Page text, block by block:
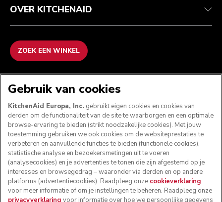
OVER KITCHENAID
ZOEK EEN WINKEL
VOLG ONS
Gebruik van cookies
KitchenAid Europa, Inc. gebruikt eigen cookies en cookies van
derden om de functionaliteit van de site te waarborgen en een optimale
browse-ervaring te bieden (strikt noodzakelijke cookies). Met jouw
toestemming gebruiken we ook cookies om de websiteprestaties te
verbeteren en aanvullende functies te bieden (functionele cookies),
statistische analyse en bezoekersmetingen uit te voeren
(analysecookies) en je advertenties te tonen die zijn afgestemd op je
interesses en browsegedrag – waaronder via derden en op andere
platforms (advertentiecookies). Raadpleeg onze cookieverklaring
voor meer informatie of om je instellingen te beheren. Raadpleeg onze